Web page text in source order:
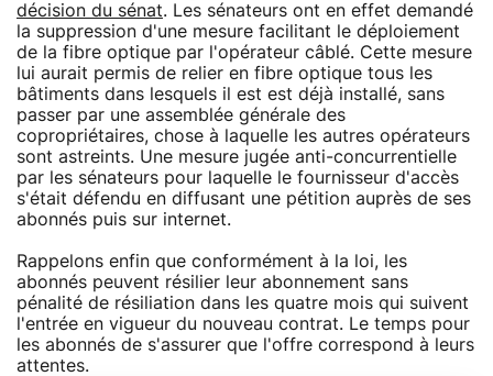
décision du sénat. Les sénateurs ont en effet demandé
la suppression d'une mesure facilitant le déploiement
de la fibre optique par l'opérateur câblé. Cette mesure
lui aurait permis de relier en fibre optique tous les
bâtiments dans lesquels il est est déjà installé, sans
passer par une assemblée générale des
copropriétaires, chose à laquelle les autres opérateurs
sont astreints. Une mesure jugée anti-concurrentielle
par les sénateurs pour laquelle le fournisseur d'accès
s'était défendu en diffusant une pétition auprès de ses
abonnés puis sur internet.
Rappelons enfin que conformément à la loi, les
abonnés peuvent résilier leur abonnement sans
pénalité de résiliation dans les quatre mois qui suivent
l'entrée en vigueur du nouveau contrat. Le temps pour
les abonnés de s'assurer que l'offre correspond à leurs
attentes.